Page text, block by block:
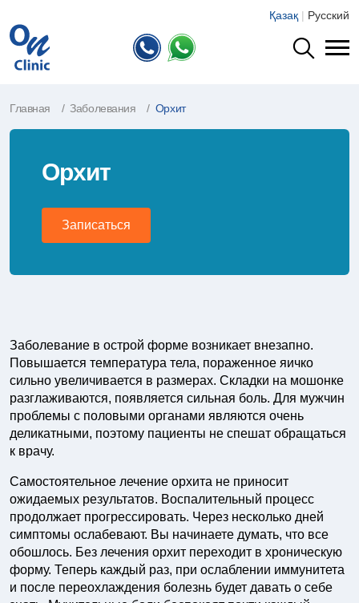
Қазақ | Русский
Главная Заболевания Орхит
Орхит
Записаться
Заболевание в острой форме возникает внезапно.
Повышается температура тела, пораженное яичко
сильно увеличивается в размерах. Складки на мошонке
разглаживаются, появляется сильная боль. Для мужчин
проблемы с половыми органами являются очень
деликатными, поэтому пациенты не спешат обращаться
к врачу.
Самостоятельное лечение орхита не приносит
ожидаемых результатов. Воспалительный процесс
продолжает прогрессировать. Через несколько дней
симптомы ослабевают. Вы начинаете думать, что все
обошлось. Без лечения орхит переходит в хроническую
форму. Теперь каждый раз, при ослаблении иммунитета
и после переохлаждения болезнь будет давать о себе